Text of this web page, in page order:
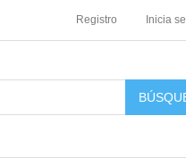
Registro Inicia